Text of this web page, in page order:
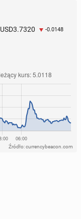
USD3.7320 -0.0148
Źródło: currencybeacon.com